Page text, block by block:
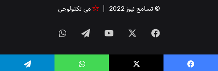
© تسامح نيوز 2022 | مي تكنولوجي
فيسبوك ‫YouTubeتيلقرامواتساب